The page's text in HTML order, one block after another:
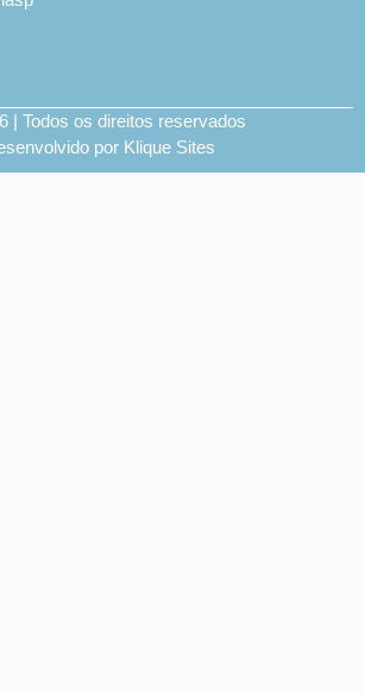
| Todos os direitos reservados
por Klique Sites